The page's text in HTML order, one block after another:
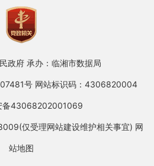
政府 承办：临湘市数据局
号 网站标识码：4306820004
备43068202001069
仅受理网站建设维护相关事宜) 网
站地图